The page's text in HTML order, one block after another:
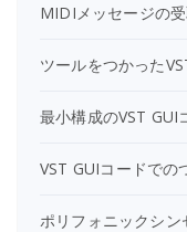
MIDIメッセージの
ツールをつかった
最小構成のVST GUI
VST GUIコードでの
ポリフォニックシ